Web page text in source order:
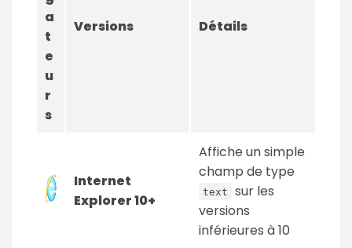
a
t
e
u
r
s
Versions Détails
Internet
Explorer 10+
Affiche un simple
champ de type
text
sur les
versions
inférieures à 10